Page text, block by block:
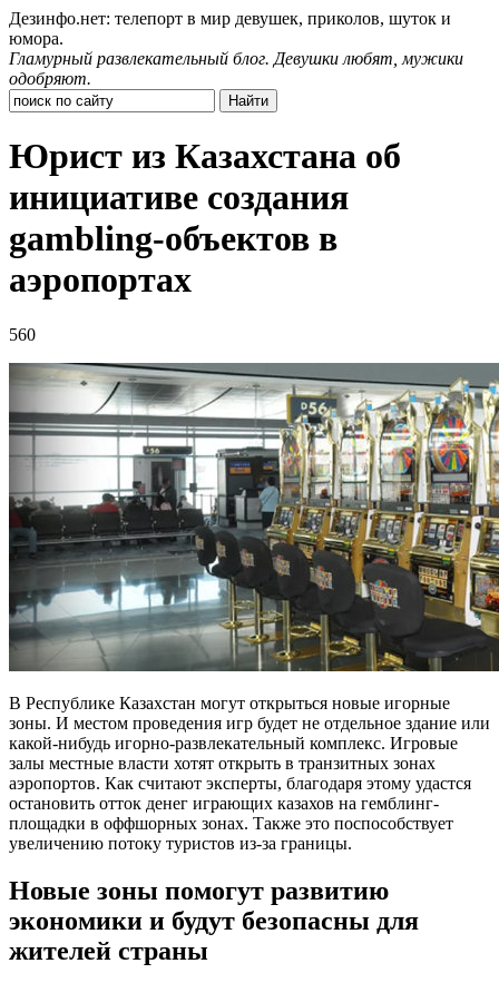
Дезинфо.нет: телепорт в мир девушек, приколов, шуток и
юмора.
Гламурный развлекательный блог. Девушки любят, мужики
одобряют.
Юрист из Казахстана об
инициативе создания
gambling-объектов в
аэропортах
560
В Республике Казахстан могут открыться новые игорные
зоны. И местом проведения игр будет не отдельное здание или
какой-нибудь игорно-развлекательный комплекс. Игровые
залы местные власти хотят открыть в транзитных зонах
аэропортов. Как считают эксперты, благодаря этому удастся
остановить отток денег играющих казахов на гемблинг-
площадки в оффшорных зонах. Также это поспособствует
увеличению потоку туристов из-за границы.
Новые зоны помогут развитию
экономики и будут безопасны для
жителей страны